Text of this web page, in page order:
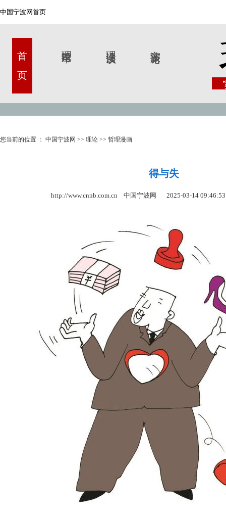
中国宁波网首页
首 页
您当前的位置 ： 中国宁波网 >> 理论 >> 哲理漫画
得与失
http://www.cnnb.com.cn 中国宁波网 2025-03-14 09:46:53